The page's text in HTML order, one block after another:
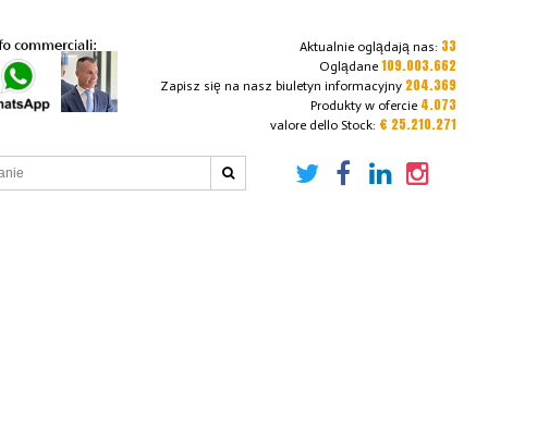
Aktualnie oglądają nas: 33
Oglądane 109.003.662
Zapisz się na nasz biuletyn informacyjny 204.369
Produkty w ofercie 4.073
valore dello Stock: € 25.210.271